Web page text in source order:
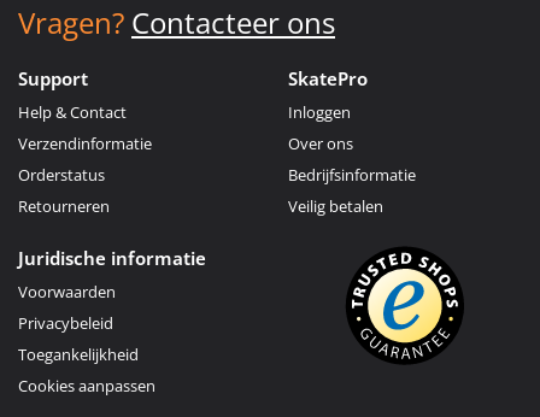
Vragen? Contacteer ons
Support
Help & Contact
Verzendinformatie
Orderstatus
Retourneren
SkatePro
Inloggen
Over ons
Bedrijfsinformatie
Veilig betalen
Juridische informatie
Voorwaarden
Privacybeleid
Toegankelijkheid
Cookies aanpassen